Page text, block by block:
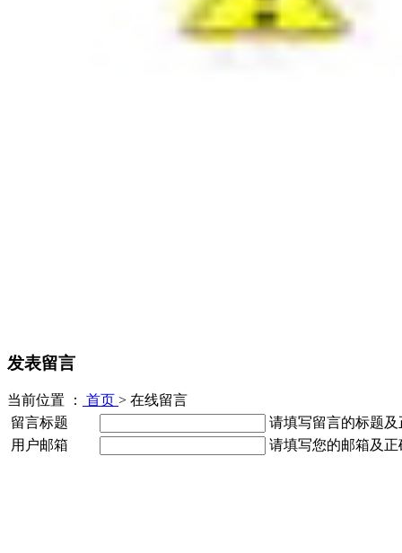
发表留言
当前位置 ： 首页 > 在线留言
留言标题
请填写留言的标题
用户邮箱
请填写您的邮箱及